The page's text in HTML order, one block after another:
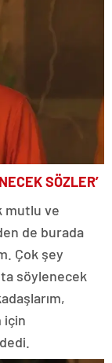
SÖZLER’
mutlu ve
de burada
Çok şey
söylenecek
için